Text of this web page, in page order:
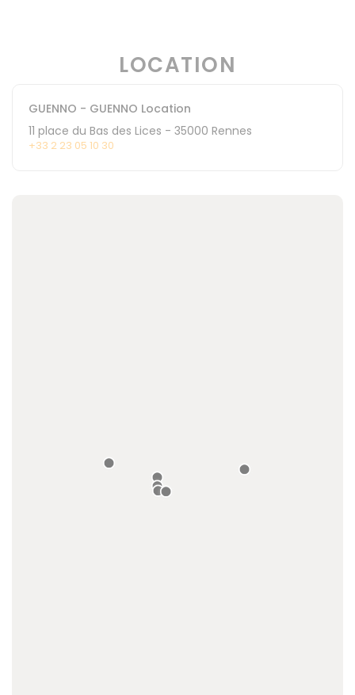
LOCATION
GUENNO - GUENNO Location
11 place du Bas des Lices - 35000 Rennes
+33 2 23 05 10 30